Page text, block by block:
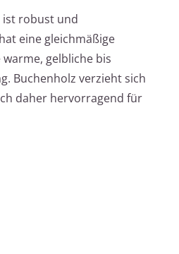
ist robust und
eine gleichmäßige
gelbliche bis
Buchenholz verzieht sich
daher hervorragend für